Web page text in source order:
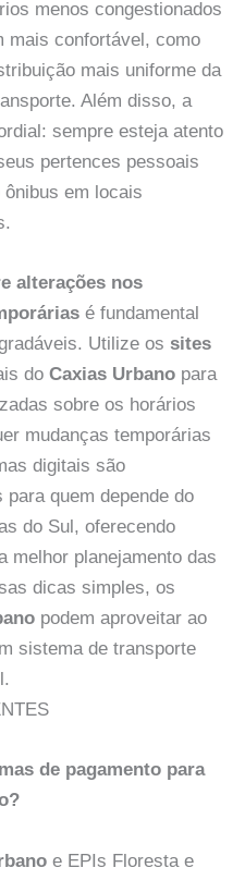
menos congestionados
mais confortável, como
mais uniforme da
Além disso, a
sempre esteja atento
pertences pessoais
em locais
alterações nos
é fundamental
Utilize os sites
do Caxias Urbano para
sobre os horários
mudanças temporárias
digitais são
quem depende do
do Sul, oferecendo
melhor planejamento das
dicas simples, os
podem aproveitar ao
sistema de transporte
de pagamento para
e EPIs Floresta e